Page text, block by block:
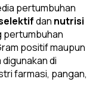
pertumbuhan
dan nutrisi
pertumbuhan
positif maupun
di
farmasi, pangan,